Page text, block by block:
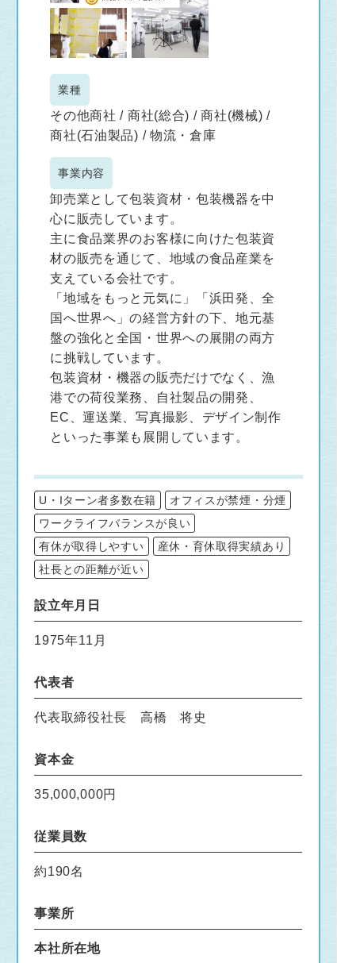
業種
その他商社 / 商社(総合) / 商社(機械) /
商社(石油製品) / 物流・倉庫
事業内容
卸売業として包装資材・包装機器を中
心に販売しています。
主に食品業界のお客様に向けた包装資
材の販売を通じて、地域の食品産業を
支えている会社です。
「地域をもっと元気に」「浜田発、全
国へ世界へ」の経営方針の下、地元基
盤の強化と全国・世界への展開の両方
に挑戦しています。
包装資材・機器の販売だけでなく、漁
港での荷役業務、自社製品の開発、
EC、運送業、写真撮影、デザイン制作
といった事業も展開しています。
U・Iターン者多数在籍
オフィスが禁煙・分煙
ワークライフバランスが良い
有休が取得しやすい
産休・育休取得実績あり
社長との距離が近い
設立年月日
1975年11月
代表者
代表取締役社長 高橋 将史
資本金
35,000,000円
従業員数
約190名
事業所
本社所在地